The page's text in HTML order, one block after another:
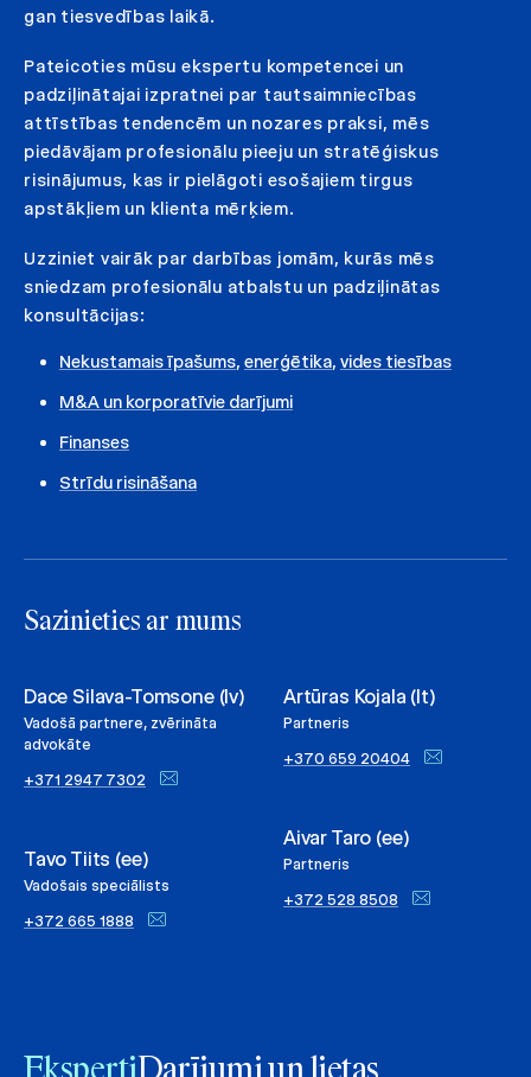
gan tiesvedības laikā.
Pateicoties mūsu ekspertu kompetencei un
padziļinātajai izpratnei par tautsaimniecības
attīstības tendencēm un nozares praksi, mēs
piedāvājam profesionālu pieeju un stratēģiskus
risinājumus, kas ir pielāgoti esošajiem tirgus
apstākļiem un klienta mērķiem.
Uzziniet vairāk par darbības jomām, kurās mēs
sniedzam profesionālu atbalstu un padziļinātas
konsultācijas:
Nekustamais īpašums, enerģētika, vides tiesības
M&A un korporatīvie darījumi
Finanses
Strīdu risināšana
Sazinieties ar mums
Dace Silava-Tomsone (lv)
Vadošā partnere, zvērināta
advokāte
+371 2947 7302
Tavo Tiits (ee)
Vadošais speciālists
+372 665 1888
Artūras Kojala (lt)
Partneris
+370 659 20404
Aivar Taro (ee)
Partneris
+372 528 8508